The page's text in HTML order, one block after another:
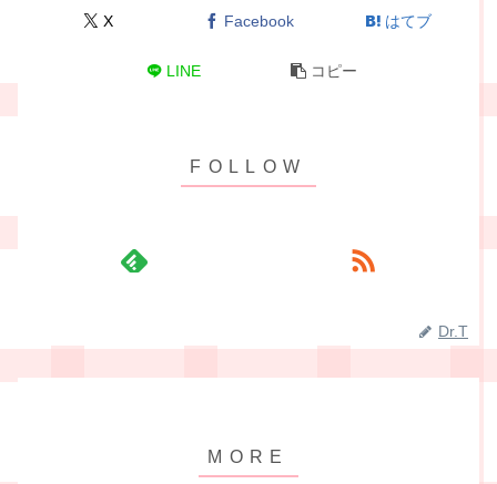
X Facebook はてブ
LINE コピー
Dr.T